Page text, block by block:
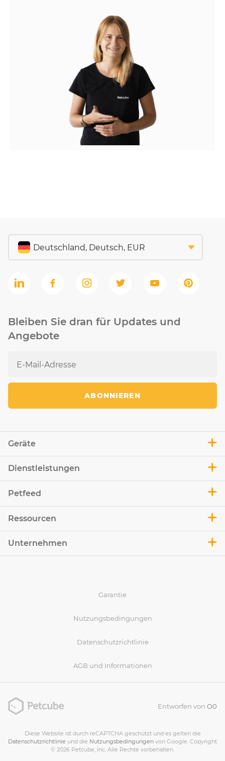
Geräte
Dienstleistungen
Petfeed
Ressourcen
Unternehmen
Bleiben Sie dran für Updates und
Angebote
ABONNIEREN
Garantie
Nutzungsbedingungen
Datenschutzrichtlinie
AGB und Informationen
Entworfen von O0
Diese Website ist durch reCAPTCHA geschützt und es gelten die
Datenschutzrichtlinie und die Nutzungsbedingungen von Google. Copyright
© 2026 Petcube, Inc. Alle Rechte vorbehalten.